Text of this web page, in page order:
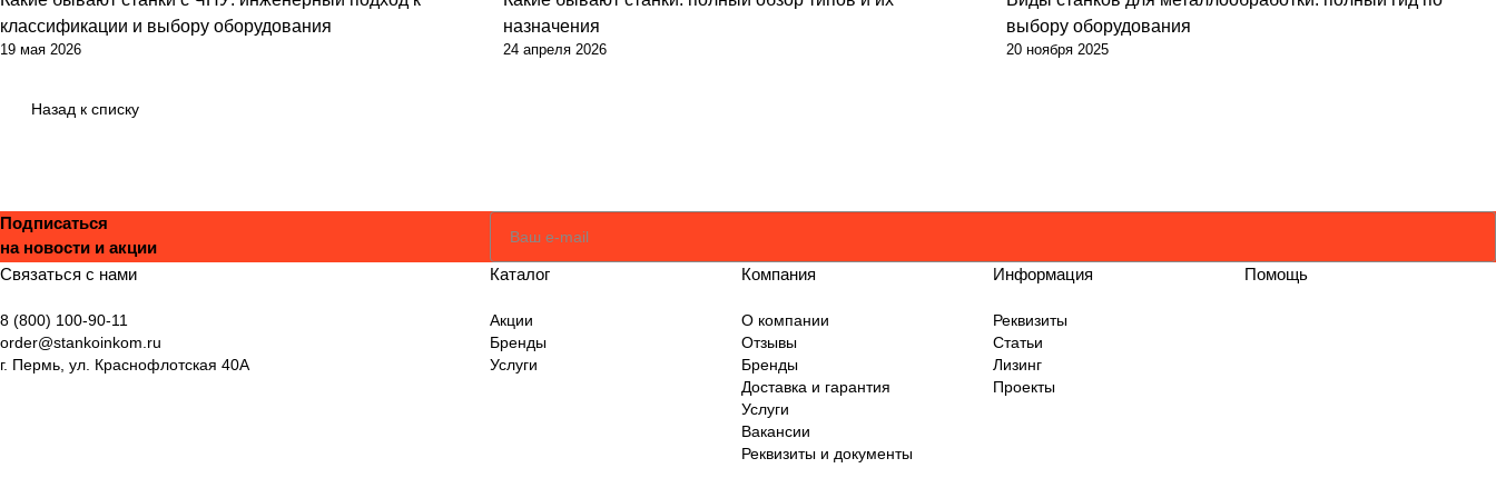
классификации и выбору оборудования
19 мая 2026
назначения
24 апреля 2026
выбору оборудования
20 ноября 2025
Назад к списку
Подписаться
на новости и акции
Связаться с нами
8 (800) 100-90-11
order@stankoinkom.ru
г. Пермь, ул. Краснофлотская 40А
Каталог
Акции
Бренды
Услуги
Компания
О компании
Отзывы
Бренды
Доставка и гарантия
Услуги
Вакансии
Реквизиты и документы
Информация
Реквизиты
Статьи
Лизинг
Проекты
Помощь